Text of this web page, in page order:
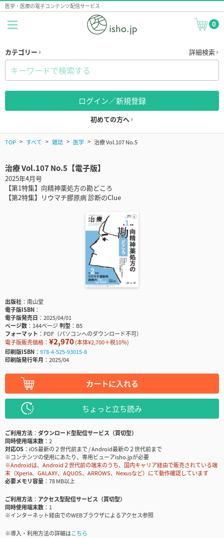
医学・医療の電子コンテンツ配信サービス
0
カテゴリー 詳細検索
ログイン／新規登録
初めての方へ
TOP すべて 雑誌 医学 治療 Vol.107 No.5
治療 Vol.107 No.5【電子版】
2025年4月号
【第1特集】向精神薬処方の勘どころ
【第2特集】リウマチ膠原病 診断のClue
出版社
南山堂
電子版ISBN
電子版発売日
2025/04/01
ページ数
144ページ判型
B5
フォーマット
PDF（パソコンへのダウンロード不可）
電子版販売価格： ¥2,970(本体¥2,700＋税10％)
印刷版ISBN
978-4-525-93015-8
印刷版発行年月
2025/04
カートに入れる
ちょっと立ち読み
ご利用方法
ダウンロード型配信サービス（買切型）
同時使用端末数
2
対応OS
iOS最新の２世代前まで / Android最新の２世代前まで
※コンテンツの使用にあたり、専用ビューアisho.jpが必要
※Androidは、Android２世代前の端末のうち、国内キャリア経由で販売されている端
末（Xperia、GALAXY、AQUOS、ARROWS、Nexusなど）にて動作確認しています
必要メモリ容量
78 MB以上
ご利用方法
アクセス型配信サービス（買切型）
同時使用端末数
1
※インターネット経由でのWEBブラウザによるアクセス参照
※導入・利用方法の詳細はこちら